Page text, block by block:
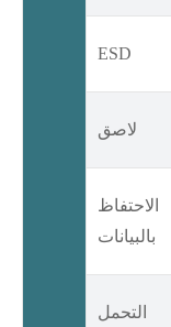
ESD
لاصق
الاحتفاظ
بالبيانات
التحمل